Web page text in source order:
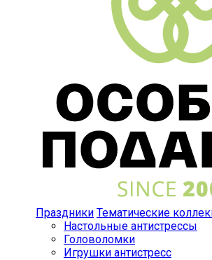
Праздники Тематические
Настольные антистрессы
Головоломки
Игрушки антистресс